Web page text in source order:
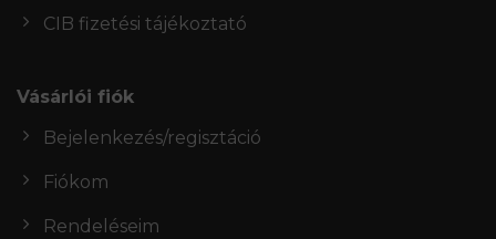
CIB fizetési tájékoztató
Vásárlói fiók
Bejelenkezés/regisztáció
Fiókom
Rendeléseim